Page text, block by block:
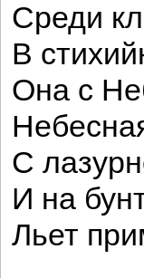
Среди
В
Она с
С
И на
Льет